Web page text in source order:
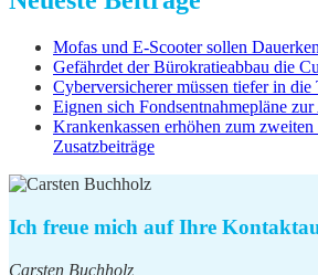
Mofas und E-Scooter sollen
Gefährdet der Bürokratieabbau die
Cyberversicherer müssen tiefer in die
Eignen sich Fondsentnahmepläne
Krankenkassen erhöhen zum
Zusatzbeiträge
Ich freue mich auf Ihre
Carsten Buchholz